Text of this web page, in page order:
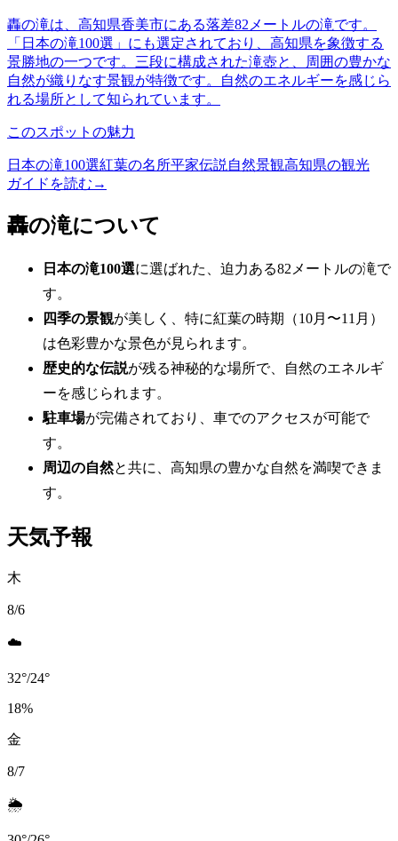
轟の滝は、高知県香美市にある落差82メートルの滝です。
「日本の滝100選」にも選定されており、高知県を象徴する
景勝地の一つです。三段に構成された滝壺と、周囲の豊かな
自然が織りなす景観が特徴です。自然のエネルギーを感じら
れる場所として知られています。
このスポットの魅力
日本の滝100選紅葉の名所平家伝説 自然景観高知県の観光
ガイドを読む →
轟の滝について
日本の滝100選に選ばれた、迫力ある82メートルの滝で
す。
四季の景観が美しく、特に紅葉の時期（10月〜11月）
は色彩豊かな景色が見られます。
歴史的な伝説が残る神秘的な場所で、自然のエネルギ
ーを感じられます。
駐車場が完備されており、車でのアクセスが可能で
す。
周辺の自然と共に、高知県の豊かな自然を満喫できま
す。
天気予報
木
8/6
☁️
32°/24°
18%
金
8/7
🌦️